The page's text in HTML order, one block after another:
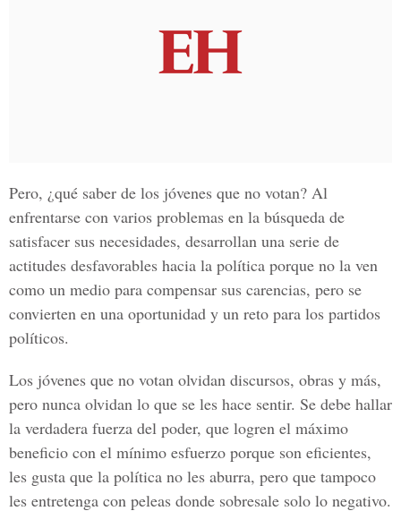
Pero, ¿qué saber de los jóvenes que no votan? Al
enfrentarse con varios problemas en la búsqueda de
satisfacer sus necesidades, desarrollan una serie de
actitudes desfavorables hacia la política porque no la ven
como un medio para compensar sus carencias, pero se
convierten en una oportunidad y un reto para los partidos
políticos.
Los jóvenes que no votan olvidan discursos, obras y más,
pero nunca olvidan lo que se les hace sentir. Se debe hallar
la verdadera fuerza del poder, que logren el máximo
beneficio con el mínimo esfuerzo porque son eficientes,
les gusta que la política no les aburra, pero que tampoco
les entretenga con peleas donde sobresale solo lo negativo.